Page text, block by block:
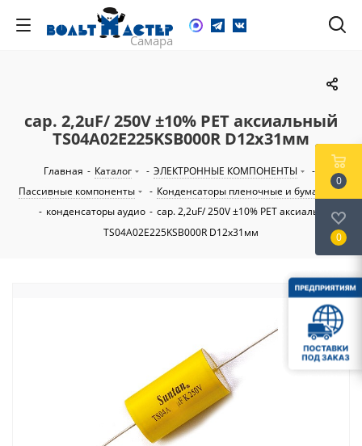
cap. 2,2uF/ 250V ±10% PET аксиальный
TS04A02E225KSB000R D12х31мм
Главная - Каталог - ЭЛЕКТРОННЫЕ КОМПОНЕНТЫ
-
Пассивные компоненты
- Конденсаторы пленочные и бумажные
- конденсаторы аудио - cap. 2,2uF/ 250V ±10% PET аксиальный
TS04A02E225KSB000R D12х31мм
0
0